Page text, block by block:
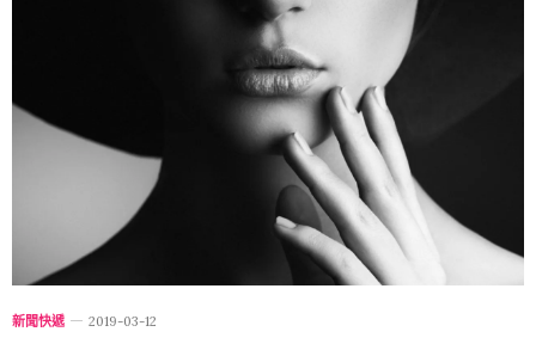
新聞快遞 2019-03-12